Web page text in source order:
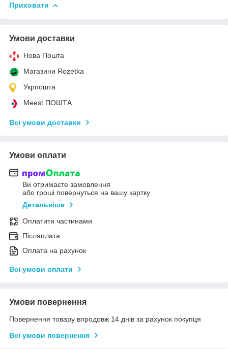
Приховати
Умови доставки
Нова Пошта
Магазини Rozetka
Укрпошта
Meest ПОШТА
Всі умови доставки
Умови оплати
Ви отримаєте замовлення
або гроші повернуться на вашу картку
Детальніше
Оплатити частинами
Післяплата
Оплата на рахунок
Всі умови оплати
Умови повернення
Повернення товару впродовж 14 днів за рахунок покупця
Всі умови повернення